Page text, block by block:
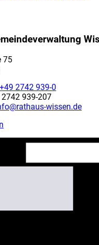
75
+49 2742 939-0
939-207
wissen.de